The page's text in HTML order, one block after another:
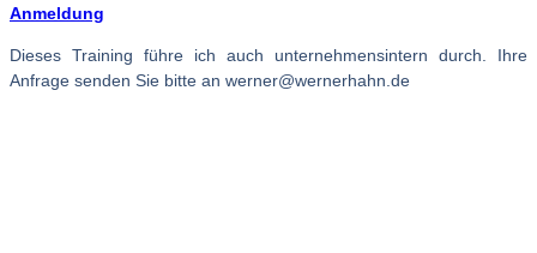
Anmeldung
Dieses Training führe ich auch unternehmensintern durch. Ihre
Anfrage senden Sie bitte an werner@wernerhahn.de